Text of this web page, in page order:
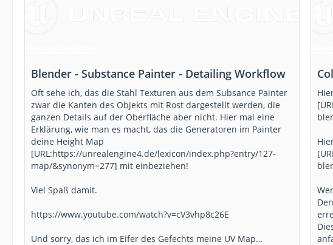
Blender - Substance Painter - Detailing Workflow
Oft sehe ich, das die Stahl Texturen aus dem Subsance Painter
zwar die Kanten des Objekts mit Rost dargestellt werden, die
ganzen Details auf der Oberfläche aber nicht. Hier mal eine
Erklärung, wie man es macht, das die Generatoren im Painter
deine Height Map
[URL:https://unrealengine4.de/lexicon/index.php?entry/127-
map/&synonym=277] mit einbeziehen!
Viel Spaß damit.
https://www.youtube.com/watch?v=cV3vhp8c26E
Und sorry, das ich im Eifer des Gefechts meine UV Map…